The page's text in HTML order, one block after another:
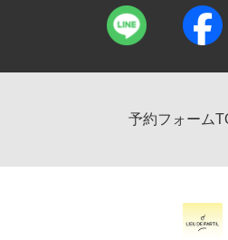
予約フォーム